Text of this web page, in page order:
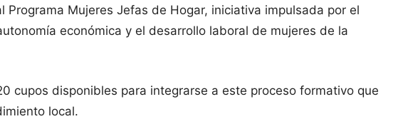
Mujeres Jefas de Hogar, iniciativa impulsada por el
económica y el desarrollo laboral de mujeres de la
cupos disponibles para integrarse a este proceso formativo que
local.